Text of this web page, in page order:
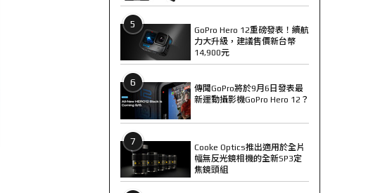
5
GoPro Hero 12重磅發表！續航
力大升級，建議售價新台幣
14,900元
6
傳聞GoPro將於9月6日發表最
新運動攝影機GoPro Hero 12？
7
Cooke Optics推出適用於全片
幅無反光鏡相機的全新SP3定
焦鏡頭組